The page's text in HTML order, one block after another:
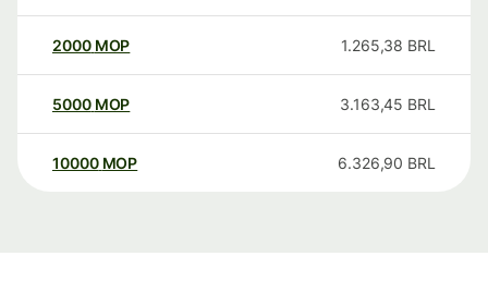
2000 MOP 1.265,38 BRL
5000 MOP 3.163,45 BRL
10000 MOP 6.326,90 BRL